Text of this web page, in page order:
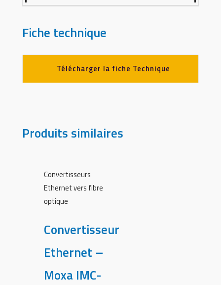
Fiche technique
Télécharger la fiche Technique
Produits similaires
Convertisseurs
Ethernet vers fibre
optique
Convertisseur
Ethernet –
Moxa IMC-